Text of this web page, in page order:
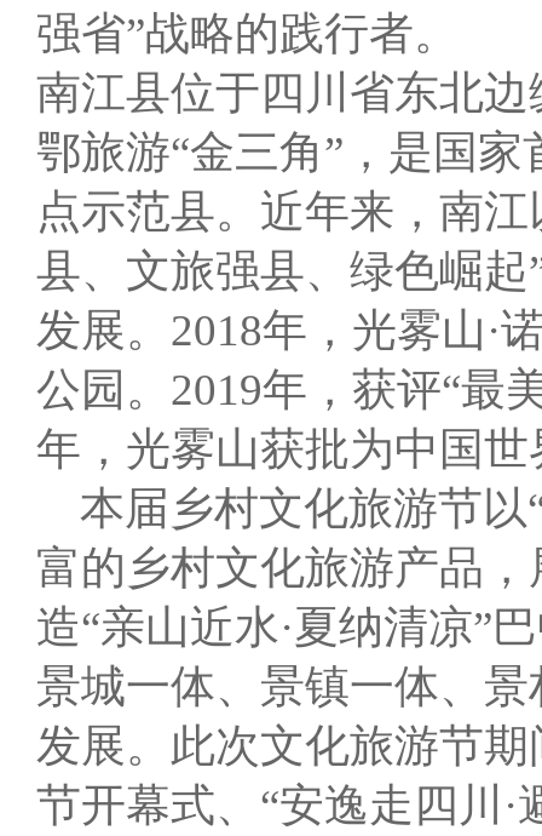
强省”战略的践行者。
南江县位于四川省东北
鄂旅游“金三角”，是国
点示范县。近年来，南
县、文旅强县、绿色崛
发展。2018年，光雾山·
公园。2019年，获评“最
年，光雾山获批为中国
本届乡村文化旅游节以
富的乡村文化旅游产品
造“亲山近水·夏纳清凉”
景城一体、景镇一体、
发展。此次文化旅游节
节开幕式、“安逸走四川